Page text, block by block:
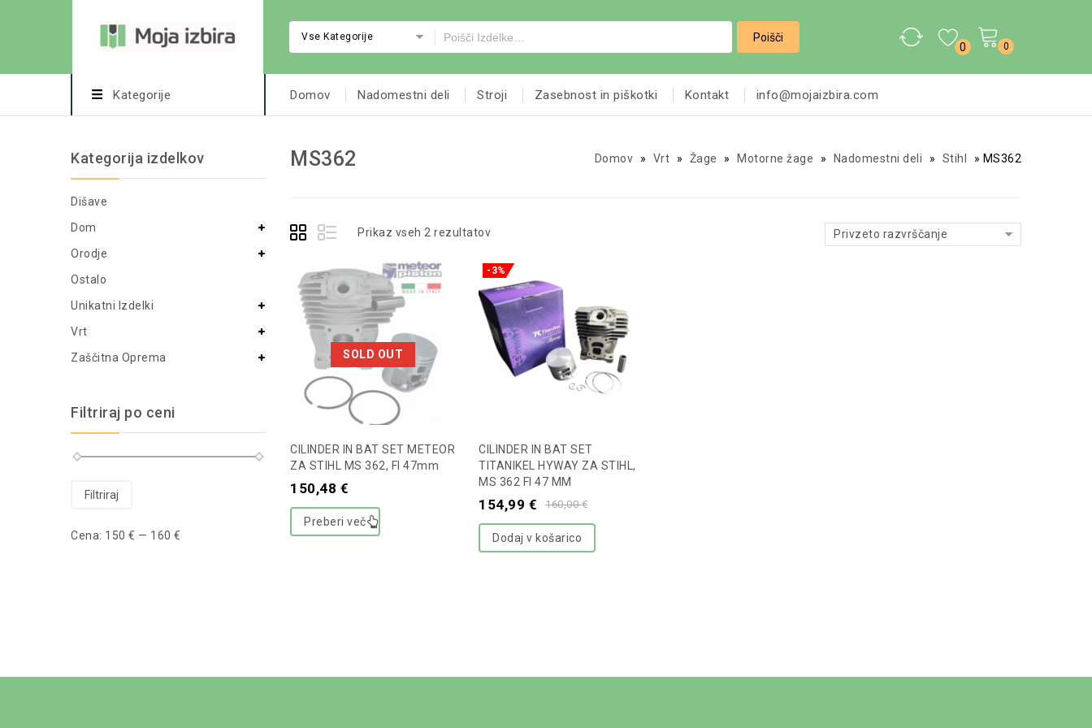
Vse Kategorije
0 0
Kategorije Domov Nadomestni deli Stroji Zasebnost in piškotki Kontakt info@mojaizbira.com
MS362 Domov » Vrt » Žage » Motorne žage » Nadomestni deli » Stihl » MS362
Prikaz vseh 2 rezultatov Privzeto razvrščanje
SOLD OUT
CILINDER IN BAT SET METEOR
ZA STIHL MS 362, FI 47mm
150,48 €
Preberi več
-3%
CILINDER IN BAT SET
TITANIKEL HYWAY ZA STIHL,
MS 362 FI 47 MM
160,00€
154,99 €
Dodaj v košarico
Kategorija izdelkov
Dišave
Dom
Orodje
Ostalo
Unikatni Izdelki
Vrt
Zaščitna Oprema
Filtriraj po ceni
Filtriraj
Cena: 150 € — 160 €